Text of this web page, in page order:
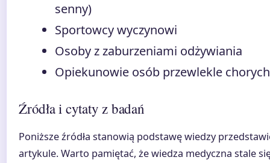
senny)
Sportowcy wyczynowi
Osoby z zaburzeniami odżywiania
Opiekunowie osób przewlekle chorych
Źródła i cytaty z badań
Poniższe źródła stanowią podstawę wiedzy
artykule. Warto pamiętać, że wiedza medyczna stale